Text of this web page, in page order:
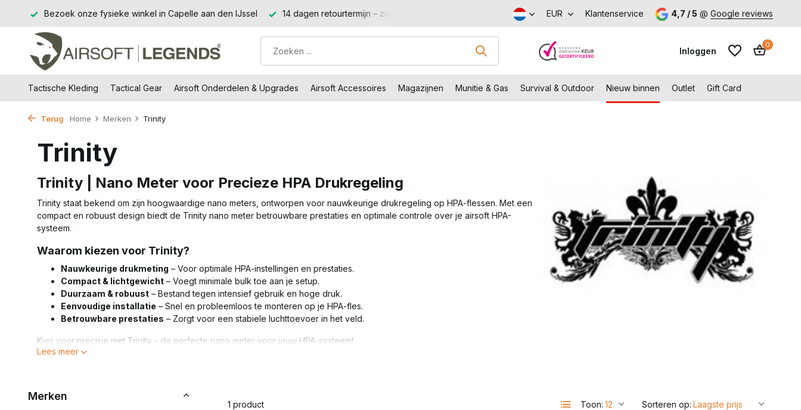
in Capelle aan den IJssel 14 dagen retourtermijn – zonder gedoe, zonder stress. Shop met voordeel – Gratis verzending vanaf €99,- Bezoek onze fysieke winkel in Capelle aan
EUR Klantenservice 4,7 / 5 @ Google reviews
Inloggen
0
Tactische Kleding Tactical Gear Airsoft Onderdelen & Upgrades Airsoft Accessoires Magazijnen Munitie & Gas Survival & Outdoor Nieuw binnen Outlet Gift Card
Terug Home Merken Trinity
Trinity
Trinity | Nano Meter voor Precieze HPA Drukregeling
Trinity staat bekend om zijn hoogwaardige nano meters, ontworpen voor nauwkeurige drukregeling op HPA-flessen. Met een
compact en robuust design biedt de Trinity nano meter betrouwbare prestaties en optimale controle over je airsoft HPA-
systeem.
Waarom kiezen voor Trinity?
Nauwkeurige drukmeting – Voor optimale HPA-instellingen en prestaties.
Compact & lichtgewicht – Voegt minimale bulk toe aan je setup.
Duurzaam & robuust – Bestand tegen intensief gebruik en hoge druk.
Eenvoudige installatie – Snel en probleemloos te monteren op je HPA-fles.
Betrouwbare prestaties – Zorgt voor een stabiele luchttoevoer in het veld.
Kies voor precisie met Trinity – de perfecte nano meter voor jouw HPA-systeem!
Lees meer
Merken
1 product Toon: Sorteren op: